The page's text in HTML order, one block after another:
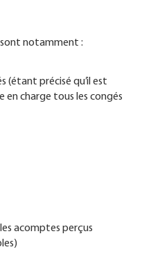
notamment :
(étant précisé qu’il est
charge tous les congés
acomptes perçus